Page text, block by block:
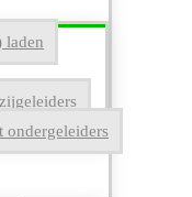
laden
ondergeleiders